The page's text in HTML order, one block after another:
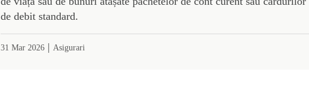
de debit standard.
31 Mar 2026| Asigurari